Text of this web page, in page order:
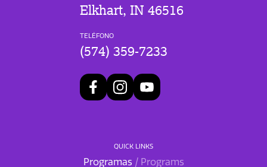
Elkhart, IN 46516
TELÉFONO
(574) 359-7233
QUICK LINKS
Programas / Programs